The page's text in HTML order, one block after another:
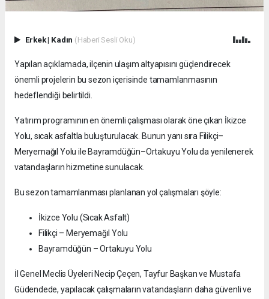
Erkek| Kadın (Haberi Sesli Oku)
Yapılan açıklamada, ilçenin ulaşım altyapısını güçlendirecek
önemli projelerin bu sezon içerisinde tamamlanmasının
hedeflendiği belirtildi.
Yatırım programının en önemli çalışması olarak öne çıkan İkizce
Yolu, sıcak asfaltla buluşturulacak. Bunun yanı sıra Filikçi–
Meryemağıl Yolu ile Bayramdüğün–Ortakuyu Yolu da yenilenerek
vatandaşların hizmetine sunulacak.
Bu sezon tamamlanması planlanan yol çalışmaları şöyle:
İkizce Yolu (Sıcak Asfalt)
Filikçi – Meryemağıl Yolu
Bayramdüğün – Ortakuyu Yolu
İl Genel Meclis Üyeleri Necip Çeçen, Tayfur Başkan ve Mustafa
Güdendede, yapılacak çalışmaların vatandaşların daha güvenli ve